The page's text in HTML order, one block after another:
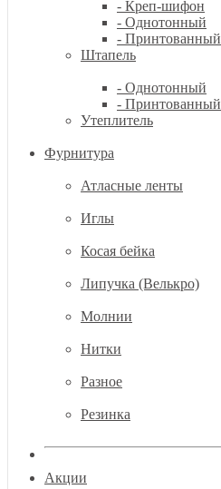
- Креп-шифон
- Однотонный
- Принтованный
Штапель
- Однотонный
- Принтованный
Утеплитель
Фурнитура
Атласные ленты
Иглы
Косая бейка
Липучка (Велькро)
Молнии
Нитки
Разное
Резинка
Акции